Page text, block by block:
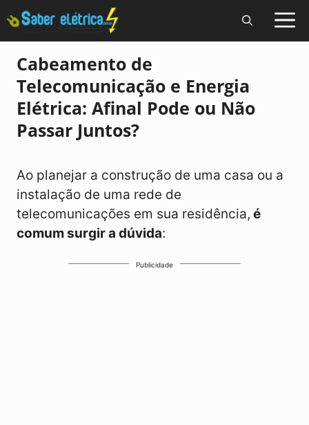
Pular
para
conteúdo
Cabeamento de
Telecomunicação e Energia
Elétrica: Afinal Pode ou Não
Passar Juntos?
Ao planejar a construção de uma casa ou a
instalação de uma rede de
telecomunicações em sua residência, é
comum surgir a dúvida:
Publicidade